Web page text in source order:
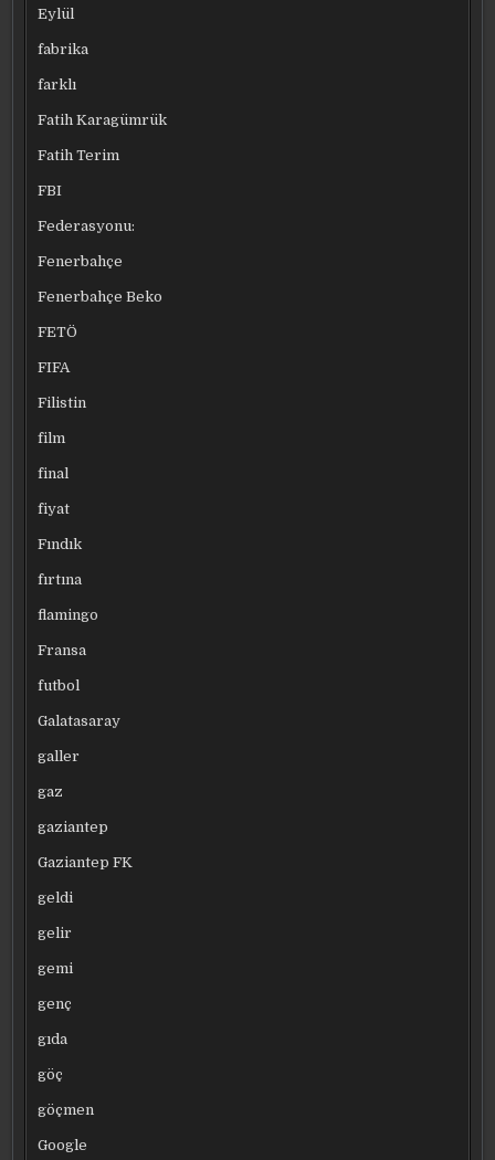
Eylül
fabrika
farklı
Fatih Karagümrük
Fatih Terim
FBI
Federasyonu:
Fenerbahçe
Fenerbahçe Beko
FETÖ
FIFA
Filistin
film
final
fiyat
Fındık
fırtına
flamingo
Fransa
futbol
Galatasaray
galler
gaz
gaziantep
Gaziantep FK
geldi
gelir
gemi
genç
gıda
göç
göçmen
Google